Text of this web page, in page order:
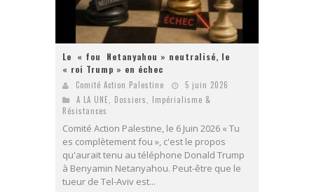
Le « fou Netanyahou » neutralisé, le
« roi Trump » en échec
Comité Action Palestine
5 juin 2026
A LA UNE
Dossiers
Impérialisme &
Résistances
Comité Action Palestine, le 6 Juin 2026 « Tu
es complètement fou », c'est le propos
qu'aurait tenu au téléphone Donald Trump
à Benyamin Netanyahou. Peut-être que le
tueur de Tel-Aviv est...